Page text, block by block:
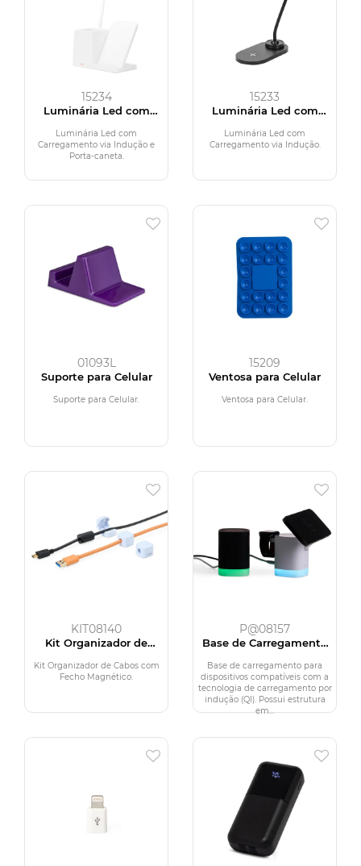
15234
Luminária Led com
Indução e Porta-caneta
Luminária Led com
Carregamento via Indução e
Porta-caneta.
15233
Luminária Led com
Indução
Luminária Led com
Carregamento via Indução.
01093L
Suporte para Celular
Suporte para Celular.
15209
Ventosa para Celular
Ventosa para Celular.
KIT08140
Kit Organizador de
Magnético
Kit Organizador de Cabos com
Fecho Magnético.
P@08157
Base de Carregamento
Base de carregamento para
dispositivos compatíveis com a
tecnologia de carregamento por
indução (QI). Possui estrutura
em...